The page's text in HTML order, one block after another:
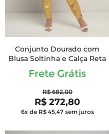
Conjunto Dourado com
Blusa Soltinha e Calça Reta
Frete Grátis
R$ 682,00
R$ 272,80
6x de R$ 45,47 sem juros